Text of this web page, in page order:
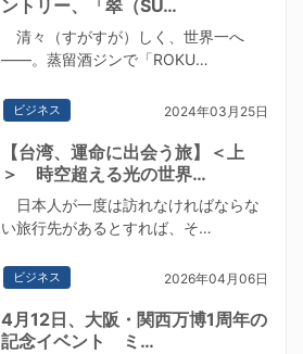
ントリー、「翠（SU…
清々（すがすが）しく、世界一へ
——。蒸留酒ジンで「ROKU…
ビジネス 2024年03月25日
【台湾、運命に出会う旅】＜上
＞ 時空超える光の世界…
日本人が一度は訪れなければならな
い旅行先があるとすれば、そ…
ビジネス 2026年04月06日
4月12日、大阪・関西万博1周年の
記念イベント ミ…